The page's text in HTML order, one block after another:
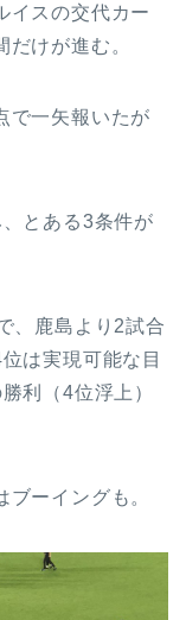
イスの交代カー
だけが進む。
で一矢報いたが
とある3条件が
、鹿島より2試合
は実現可能な目
利（4位浮上）
ーイングも。